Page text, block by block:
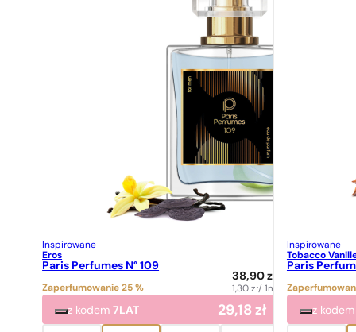
Inspirowane
Eros
Paris Perfumes N° 109
Zaperfumowanie 25 %
38,90zł
1,30zł/ 1ml
z kodem7LAT 29,18zł
Inspirowane
Tobacco
Paris
z